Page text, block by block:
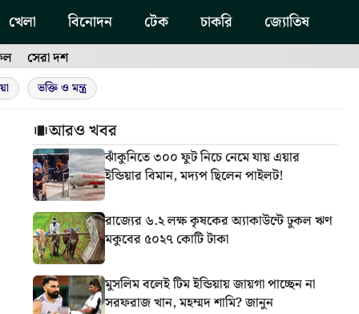
খেলা বিনোদন টেক চাকরি জ্যোতিষ
সেরা দশ
ভক্তি ও মন্ত্র
আরও খবর
ঝাঁকুনিতে ৩০০ ফুট নিচে নেমে যায় এয়ার
ইন্ডিয়ার বিমান, মদ্যপ ছিলেন পাইলট!
রাজ্যের ৬.২ লক্ষ কৃষকের অ্যাকাউন্টে ঢুকল ঋণ
মকুবের ৫০২৭ কোটি টাকা
মুসলিম বলেই টিম ইন্ডিয়ায় জায়গা পাচ্ছেন না
সরফরাজ খান, মহম্মদ শামি? জানুন